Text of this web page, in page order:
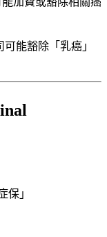
能豁除「乳癌」
保」